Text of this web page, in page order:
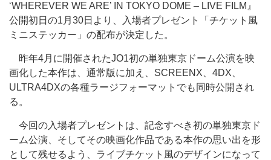
‘WHEREVER WE ARE’ IN TOKYO DOME – LIVE FILM』
公開初日の1月30日より、入場者プレゼント「チケット風
ミニステッカー」の配布が決定した。
昨年4月に開催されたJO1初の単独東京ドーム公演を映
画化した本作は、通常版に加え、SCREENX、4DX、
ULTRA4DXの各種ラージフォーマットでも同時公開され
る。
今回の入場者プレゼントは、記念すべき初の単独東京ド
ーム公演、そしてその映画化作品である本作の思い出を形
として残せるよう、ライブチケット風のデザインになって